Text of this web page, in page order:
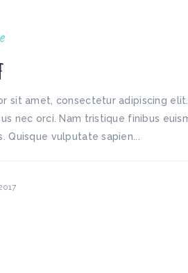
sit amet, consectetur adipiscing
nec orci. Nam tristique finibus
Quisque vulputate sapien...